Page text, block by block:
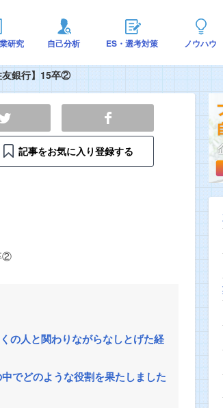
研究 自己分析 ES・選考対策 ノウハウ
友銀行】15卒②
記事をお気に入り登録する
の人と関わりながらなしとげた経
でどのような役割を果たしました